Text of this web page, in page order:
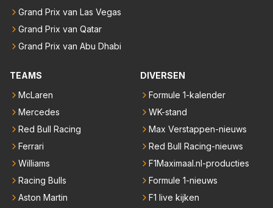
Grand Prix van Las Vegas
Grand Prix van Qatar
Grand Prix van Abu Dhabi
TEAMS
McLaren
Mercedes
Red Bull Racing
Ferrari
Williams
Racing Bulls
Aston Martin
DIVERSEN
Formule 1-kalender
WK-stand
Max Verstappen-nieuws
Red Bull Racing-nieuws
F1Maximaal.nl-producties
Formule 1-nieuws
F1 live kijken